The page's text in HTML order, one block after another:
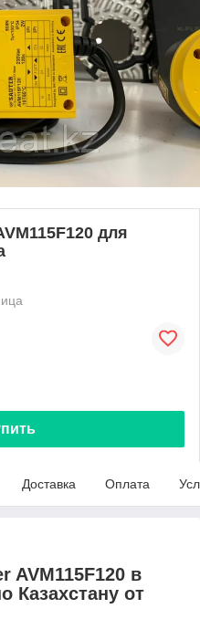
для
Доставка Оплата
AVM115F120 в
Казахстану от